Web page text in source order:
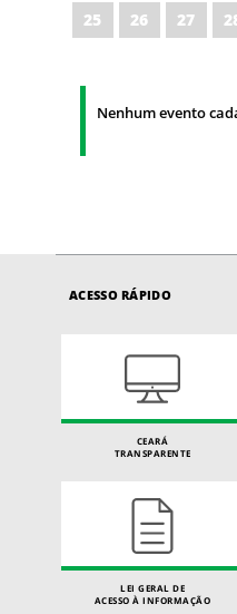
25
26 27
Nenhum evento
ACESSO RÁPIDO
CEARÁ
TRANSPARENTE
LEI GERAL DE
ACESSO À INFORMAÇÃO